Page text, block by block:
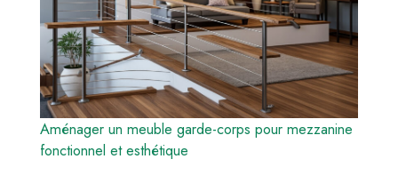
Aménager un meuble garde-corps pour mezzanine
fonctionnel et esthétique